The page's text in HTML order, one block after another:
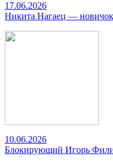
17.06.2026
Никита Нагаец — новичок
10.06.2026
Блокирующий Игорь